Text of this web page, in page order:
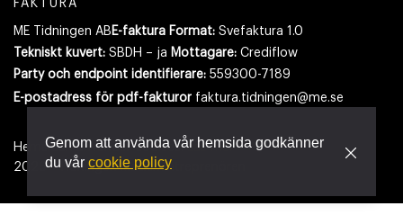
FAKTURA
ME Tidningen AB E-faktura Format: Svefaktura 1.0
Tekniskt kuvert: SBDH – ja Mottagare: Crediflow
Party och endpoint identifierare: 559300-7189
E-postadress för pdf-fakturor faktura.tidningen@me.se
Hemsidan använder cookies.Läs mer
2026- Tidningen Maskinentreprenören
Genom att använda vår hemsida godkänner
du vår cookie policy